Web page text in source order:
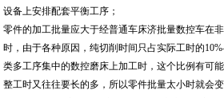
设备上安排配套平衡工序；
零件的加工批量应大于经普通车床济批量数控车在
时，由于各种原因，纯切削时间只占实际工时的
类多工序集中的数控磨床上加工时，这个比例有可
整工时又往往要长的多，所以零件批量太小时就会变